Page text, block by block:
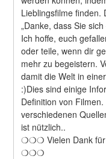
Lieblingsfilme finden.
„Danke, dass Sie
Ich hoffe, euch
oder teile, wenn dir
mehr zu begeistern.
damit die Welt in
:)Dies sind einige
Definition von
verschiedenen
ist nützlich..
❍❍❍ Vielen Dank für
❍❍❍